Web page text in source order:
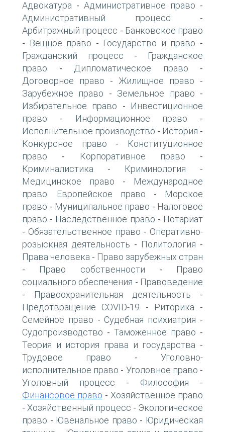
Адвокатура - Административное право -
Административный процесс -
Арбитражный процесс - Банковское право
- Вещное право - Государство и право -
Гражданский процесс -
Гражданское
право - Дипломатическое право -
Договорное право - Жилищное право -
Зарубежное право - Земельное право -
Избирательное право -
Инвестиционное
право - Информационное право -
Исполнительное производство - История -
Конкурсное право -
Конституционное
право - Корпоративное право -
Криминалистика - Криминология -
Медицинское право -
Международное
право. Европейское право -
Морское
право - Муниципальное право - Налоговое
право - Наследственное право - Нотариат
- Обязательственное право - Оперативно-
розыскная деятельность - Политология -
Права человека - Право зарубежных стран
- Право собственности -
Право
социального обеспечения - Правоведение
- Правоохранительная деятельность -
Предотвращение COVID-19 - Риторика -
Семейное право - Судебная психиатрия -
Судопроизводство - Таможенное право -
Теория и история права и государства -
Трудовое право - Уголовно-
исполнительное право - Уголовное право -
Уголовный процесс - Философия -
Финансовое право - Хозяйственное право
- Хозяйственный процесс - Экологическое
право - Ювенальное право - Юридическая